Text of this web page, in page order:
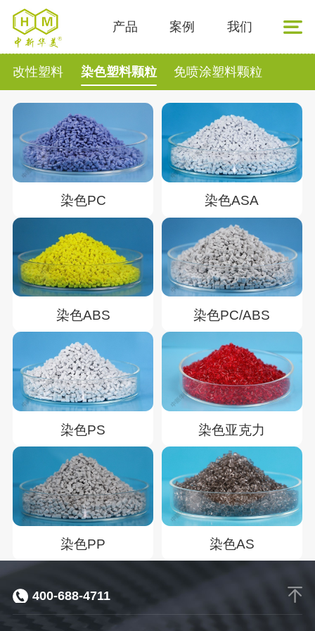
产品 案例 我们
改性塑料 染色塑料颗粒 免喷涂塑料颗粒
染色PC 染色ASA
染色ABS 染色PC/ABS
染色PS 染色亚克力
染色PP 染色AS
400-688-4711